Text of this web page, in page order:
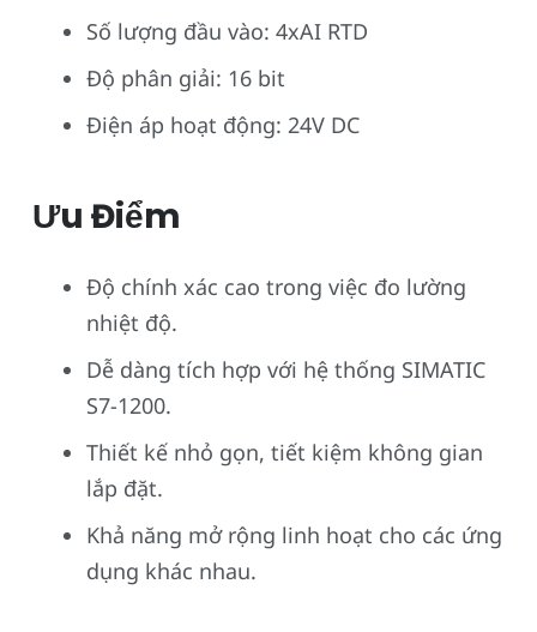
Số lượng đầu vào: 4xAI RTD
Độ phân giải: 16 bit
Điện áp hoạt động: 24V DC
Ưu Điểm
Độ chính xác cao trong việc đo lường
nhiệt độ.
Dễ dàng tích hợp với hệ thống SIMATIC
S7-1200.
Thiết kế nhỏ gọn, tiết kiệm không gian
lắp đặt.
Khả năng mở rộng linh hoạt cho các ứng
dụng khác nhau.